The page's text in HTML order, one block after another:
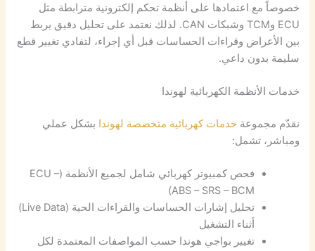
خصوصاً مع اعتمادها على أنظمة تحكم إلكترونية مترابطة مثل
ECU وTCM وشبكات CAN. لذلك نعتمد على تحليل دقيق يربط
بين الأعراض وقراءات الحساسات قبل أي إجراء، لتفادي تغيير قطع
سليمة بدون داعي.
خدمات الأنظمة الكهربائية لهوندا
نقدّم مجموعة خدمات كهربائية متخصصة لهوندا بشكل عملي
ومباشر، تشمل:
فحص كمبيوتر كهربائي شامل لجميع الأنظمة (ECU –
ABS – SRS – BCM)
تحليل إشارات الحساسات والقراءات الحية (Live Data)
أثناء التشغيل
تغيير بواجي هوندا حسب المواصفات المعتمدة لكل